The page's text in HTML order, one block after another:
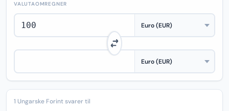
VALUTAOMREGNER
1 Ungarske Forint svarer til